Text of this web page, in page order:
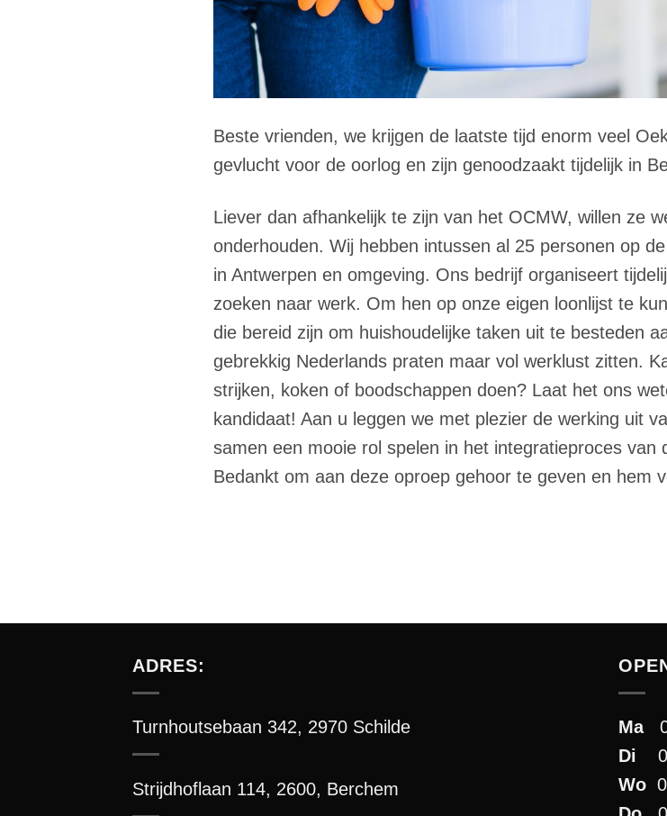
Beste vrienden, we krijgen de laatste tijd enorm veel
gevlucht voor de oorlog en zijn genoodzaakt tijdelijk in
Liever dan afhankelijk te zijn van het OCMW, willen ze
onderhouden. Wij hebben intussen al 25 personen op
in Antwerpen en omgeving. Ons bedrijf organiseert
zoeken naar werk. Om hen op onze eigen loonlijst te
die bereid zijn om huishoudelijke taken uit te besteden
gebrekkig Nederlands praten maar vol werklust zitten.
strijken, koken of boodschappen doen? Laat het ons
kandidaat! Aan u leggen we met plezier de werking uit
samen een mooie rol spelen in het integratieproces van
Bedankt om aan deze oproep gehoor te geven en hem
ADRES:
Turnhoutsebaan 342, 2970 Schilde
Strijdhoflaan 114, 2600, Berchem
Ma
Di
Wo